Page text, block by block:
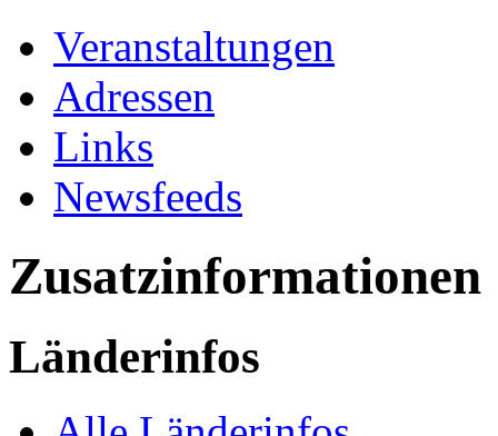
Veranstaltungen
Adressen
Links
Newsfeeds
Zusatzinformationen
Länderinfos